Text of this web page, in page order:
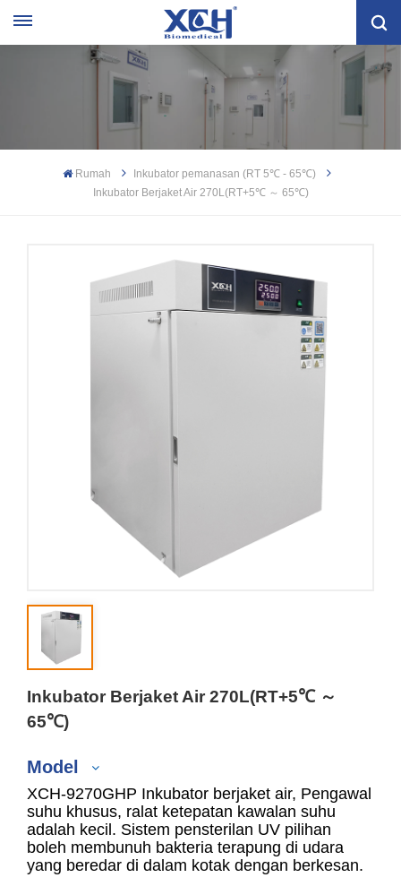
Rumah
Inkubator pemanasan (RT 5℃ - 65℃)
Inkubator Berjaket Air 270L(RT+5℃ ～ 65℃)
Inkubator Berjaket Air 270L(RT+5℃ ～
65℃)
Model
XCH-9050GHP
XCH-9270GHP Inkubator berjaket air, Pengawal
suhu khusus, ralat ketepatan kawalan suhu
adalah kecil. Sistem pensterilan UV pilihan
boleh membunuh bakteria terapung di udara
yang beredar di dalam kotak dengan berkesan.